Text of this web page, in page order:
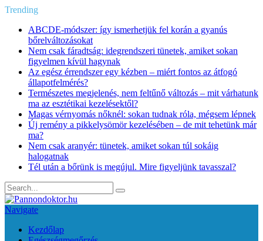
Trending
ABCDE‑módszer: így ismerhetjük fel korán a gyanús
bőrelváltozásokat
Nem csak fáradtság: idegrendszeri tünetek, amiket sokan
figyelmen kívül hagynak
Az egész érrendszer egy kézben – miért fontos az átfogó
állapotfelmérés?
Természetes megjelenés, nem feltűnő változás – mit várhatunk
ma az esztétikai kezelésektől?
Magas vérnyomás nőknél: sokan tudnak róla, mégsem lépnek
Új remény a pikkelysömör kezelésében – de mit tehetünk már
ma?
Nem csak aranyér: tünetek, amiket sokan túl sokáig
halogatnak
Tél után a bőrünk is megújul. Mire figyeljünk tavasszal?
Navigate
Kezdőlap